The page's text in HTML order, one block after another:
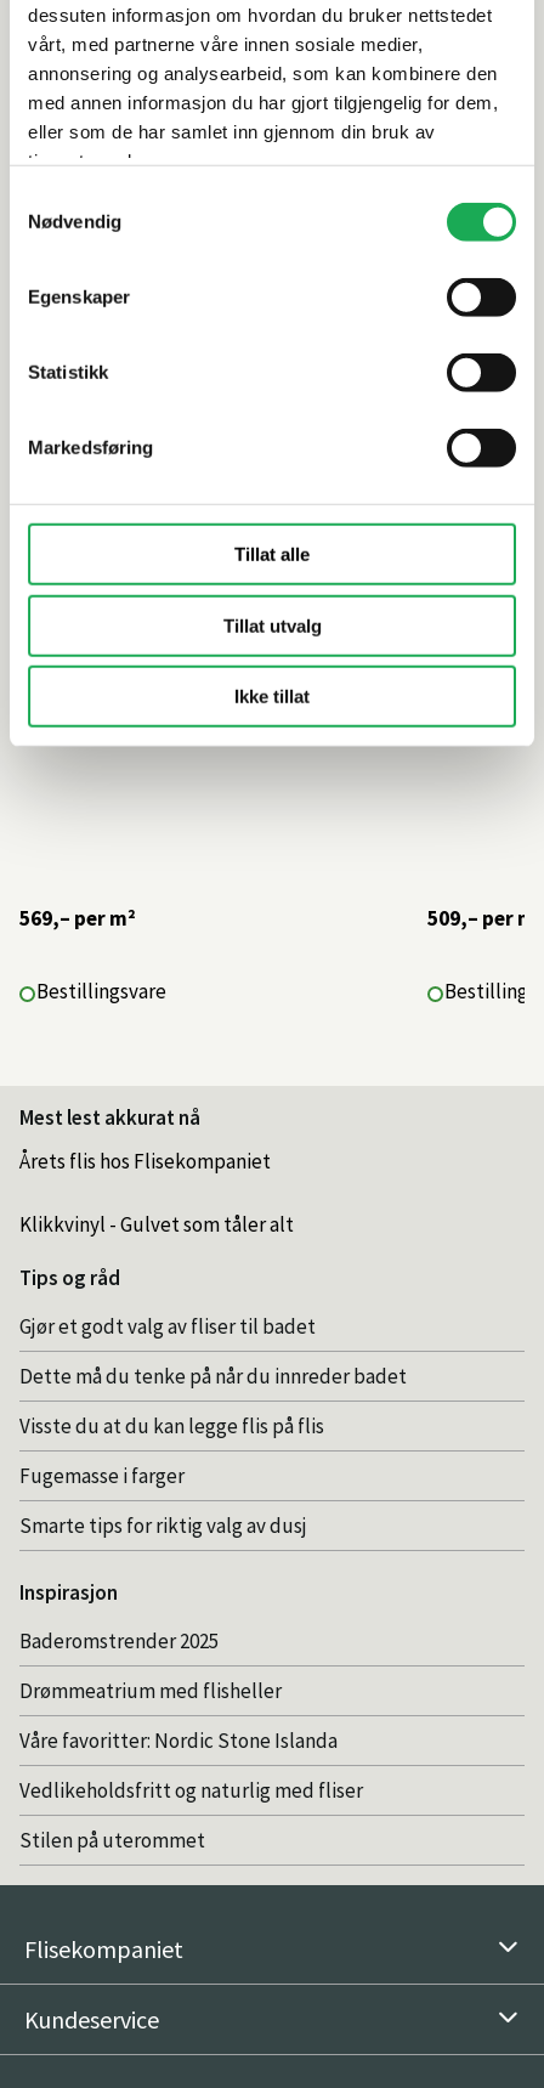
dessuten informasjon om hvordan du bruker nettstedet
vårt, med partnerne våre innen sosiale medier,
annonsering og analysearbeid, som kan kombinere den
med annen informasjon du har gjort tilgjengelig for dem,
eller som de har samlet inn gjennom din bruk av
tjenestene deres.
Nødvendig
Egenskaper
Statistikk
Markedsføring
Tillat alle
Tillat utvalg
Ikke tillat
Rengjøring og vedlikehold
Leveringsinformasjon
Alternative produkter
Høytrykkslaminat Original, Hasta la
569,– per m²
Bestillingsvare
BERRY ALLOC
509,– per m²
Mest lest akkurat nå
Årets flis hos Flisekompaniet
Klikkvinyl - Gulvet som tåler alt
Tips og råd
Gjør et godt valg av fliser til badet
Dette må du tenke på når du innreder badet
Visste du at du kan legge flis på flis
Fugemasse i farger
Smarte tips for riktig valg av dusj
Inspirasjon
Baderomstrender 2025
Drømmeatrium med flisheller
Våre favoritter: Nordic Stone Islanda
Vedlikeholdsfritt og naturlig med fliser
Stilen på uterommet
Flisekompaniet
Kundeservice